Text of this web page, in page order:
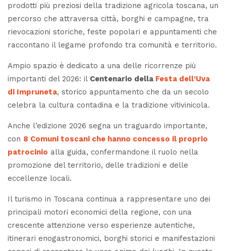
prodotti più preziosi della tradizione agricola toscana, un
percorso che attraversa città, borghi e campagne, tra
rievocazioni storiche, feste popolari e appuntamenti che
raccontano il legame profondo tra comunità e territorio.
Ampio spazio è dedicato a una delle ricorrenze più
importanti del 2026: il Centenario della Festa dell’Uva
di Impruneta, storico appuntamento che da un secolo
celebra la cultura contadina e la tradizione vitivinicola.
Anche l’edizione 2026 segna un traguardo importante,
con 8 Comuni toscani che hanno concesso il proprio
patrocinio alla guida, confermandone il ruolo nella
promozione del territorio, delle tradizioni e delle
eccellenze locali.
Il turismo in Toscana continua a rappresentare uno dei
principali motori economici della regione, con una
crescente attenzione verso esperienze autentiche,
itinerari enogastronomici, borghi storici e manifestazioni